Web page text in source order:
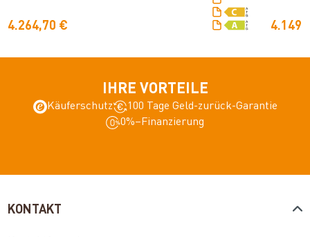
4.264,70 €
IHRE VORTEILE
Käuferschutz
100 Tage Geld-zurück-Garantie
0%–Finanzierung
KONTAKT